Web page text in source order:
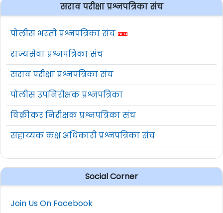
सराव परीक्षा प्रश्नपत्रिका संच
पोलीस भरती प्रश्नपत्रिका संच
राज्यसेवा प्रश्नपत्रिका संच
सराव परीक्षा प्रश्नपत्रिका संच
पोलीस उपनिरीक्षक प्रश्नपत्रिका
विक्रीकर निरीक्षक प्रश्नपत्रिका संच
सहाय्यक कक्ष अधिकारी प्रश्नपत्रिका संच
Social Corner
Join Us On Facebook